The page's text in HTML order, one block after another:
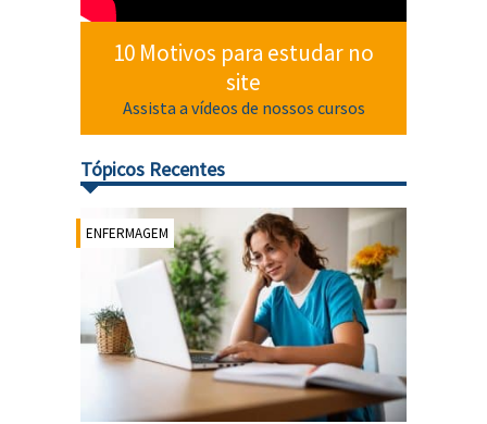
10 Motivos para estudar no
site
Assista a vídeos de nossos cursos
Tópicos Recentes
ENFERMAGEM